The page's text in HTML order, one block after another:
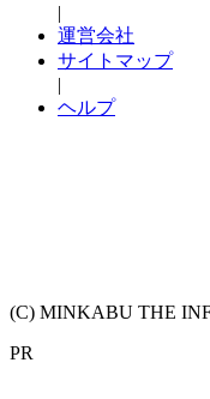
|
運営会社
サイトマップ
|
ヘルプ
(C) MINKABU THE
PR